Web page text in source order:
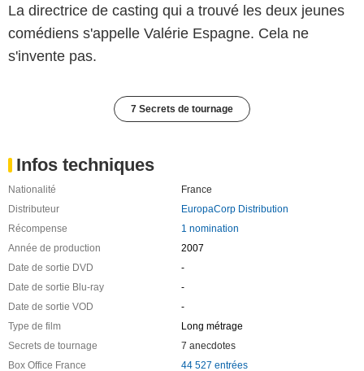
La directrice de casting qui a trouvé les deux jeunes
comédiens s'appelle Valérie Espagne. Cela ne
s'invente pas.
7 Secrets de tournage
Infos techniques
Nationalité
France
Distributeur
EuropaCorp Distribution
Récompense
1 nomination
Année de production
2007
Date de sortie DVD
-
Date de sortie Blu-ray
-
Date de sortie VOD
-
Type de film
Long métrage
Secrets de tournage
7 anecdotes
Box Office France
44 527 entrées